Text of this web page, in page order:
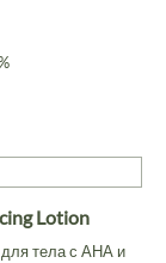
Lotion
тела с АНА и